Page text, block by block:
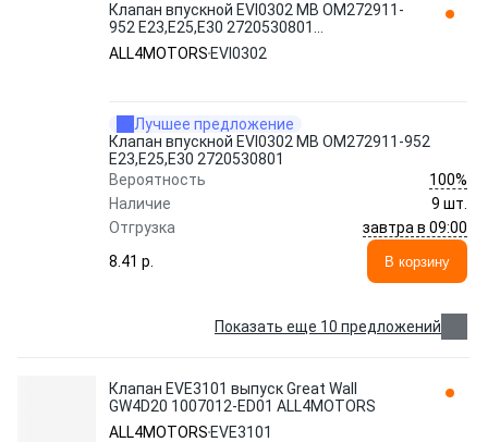
Клапан впускной EVI0302 MB OM272911-
952 E23,E25,E30 2720530801
ALL4MOTORS
ALL4MOTORS EVI0302
Лучшее предложение
Клапан впускной EVI0302 MB OM272911-952
E23,E25,E30 2720530801
Вероятность
100%
Наличие
9 шт.
Отгрузка
завтра в 09:00
8.41 p.
В корзину
Показать еще 10 предложений
Клапан EVE3101 выпуск Great Wall
GW4D20 1007012-ED01 ALL4MOTORS
ALL4MOTORS EVE3101